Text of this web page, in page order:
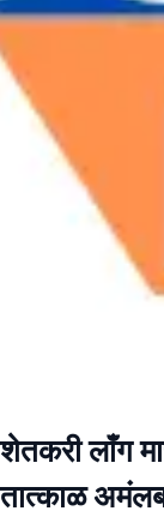
शेतकरी लाँग
तात्काळ